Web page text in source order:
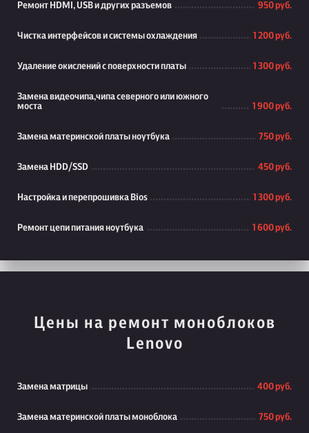
Ремонт HDMI, USB и других разъемов 950 руб.
Чистка интерфейсов и системы охлаждения 1 200 руб.
Удаление окислений с поверхности платы 1 300 руб.
Замена видеочипа,чипа северного или южного
моста
1 900 руб.
Замена материнской платы ноутбука 750 руб.
Замена HDD/SSD 450 руб.
Настройка и перепрошивка Bios 1 300 руб.
Ремонт цепи питания ноутбука 1 600 руб.
Цены на ремонт моноблоков
Lenovo
Замена матрицы 400 руб.
Замена материнской платы моноблока 750 руб.